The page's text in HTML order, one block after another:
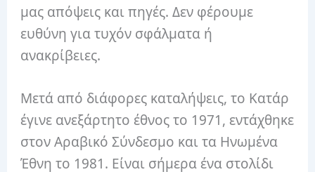
μας απόψεις και πηγές. Δεν φέρουμε
ευθύνη για τυχόν σφάλματα ή
ανακρίβειες.
Μετά από διάφορες καταλήψεις, το Κατάρ
έγινε ανεξάρτητο έθνος το 1971, εντάχθηκε
στον Αραβικό Σύνδεσμο και τα Ηνωμένα
Έθνη το 1981. Είναι σήμερα ένα στολίδι